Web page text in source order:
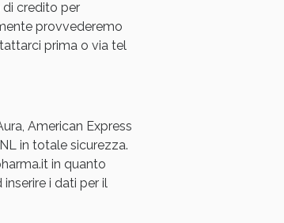
di credito per
provvederemo
prima o via tel
American Express
in totale sicurezza.
in quanto
i dati per il